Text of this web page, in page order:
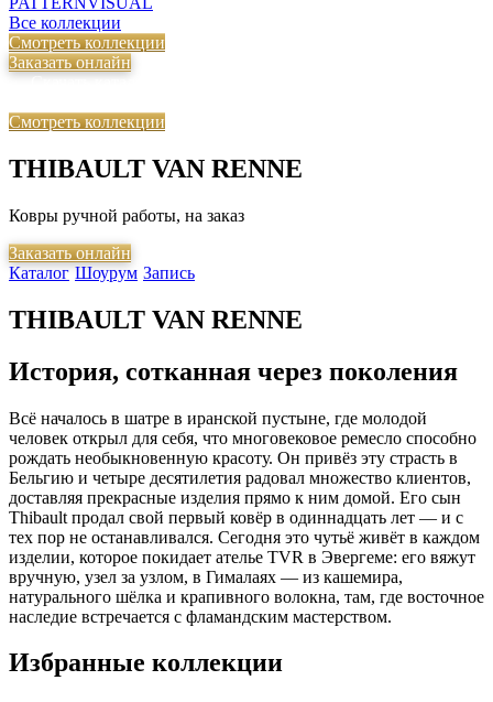
Все коллекции
Смотреть коллекции
Заказать онлайн
Скачать каталог
Смотреть коллекции
THIBAULT VAN RENNE
Ковры ручной работы, на заказ
Заказать онлайн
Каталог Шоурум Запись
THIBAULT VAN RENNE
История, сотканная через поколения
Всё началось в шатре в иранской пустыне, где молодой
человек открыл для себя, что многовековое ремесло способно
рождать необыкновенную красоту. Он привёз эту страсть в
Бельгию и четыре десятилетия радовал множество клиентов,
доставляя прекрасные изделия прямо к ним домой. Его сын
Thibault продал свой первый ковёр в одиннадцать лет — и с
тех пор не останавливался. Сегодня это чутьё живёт в каждом
изделии, которое покидает ателье TVR в Эвергеме: его вяжут
вручную, узел за узлом, в Гималаях — из кашемира,
натурального шёлка и крапивного волокна, там, где восточное
наследие встречается с фламандским мастерством.
Избранные коллекции